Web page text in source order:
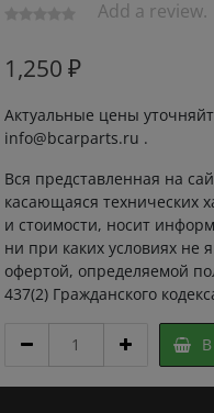
Add a review.
1,250 ₽
Актуальные цены
info@bcarparts.ru .
Вся представленная на
касающаяся технических
и стоимости, носит
ни при каких условиях не
офертой, определяемой
437(2) Гражданского
6191